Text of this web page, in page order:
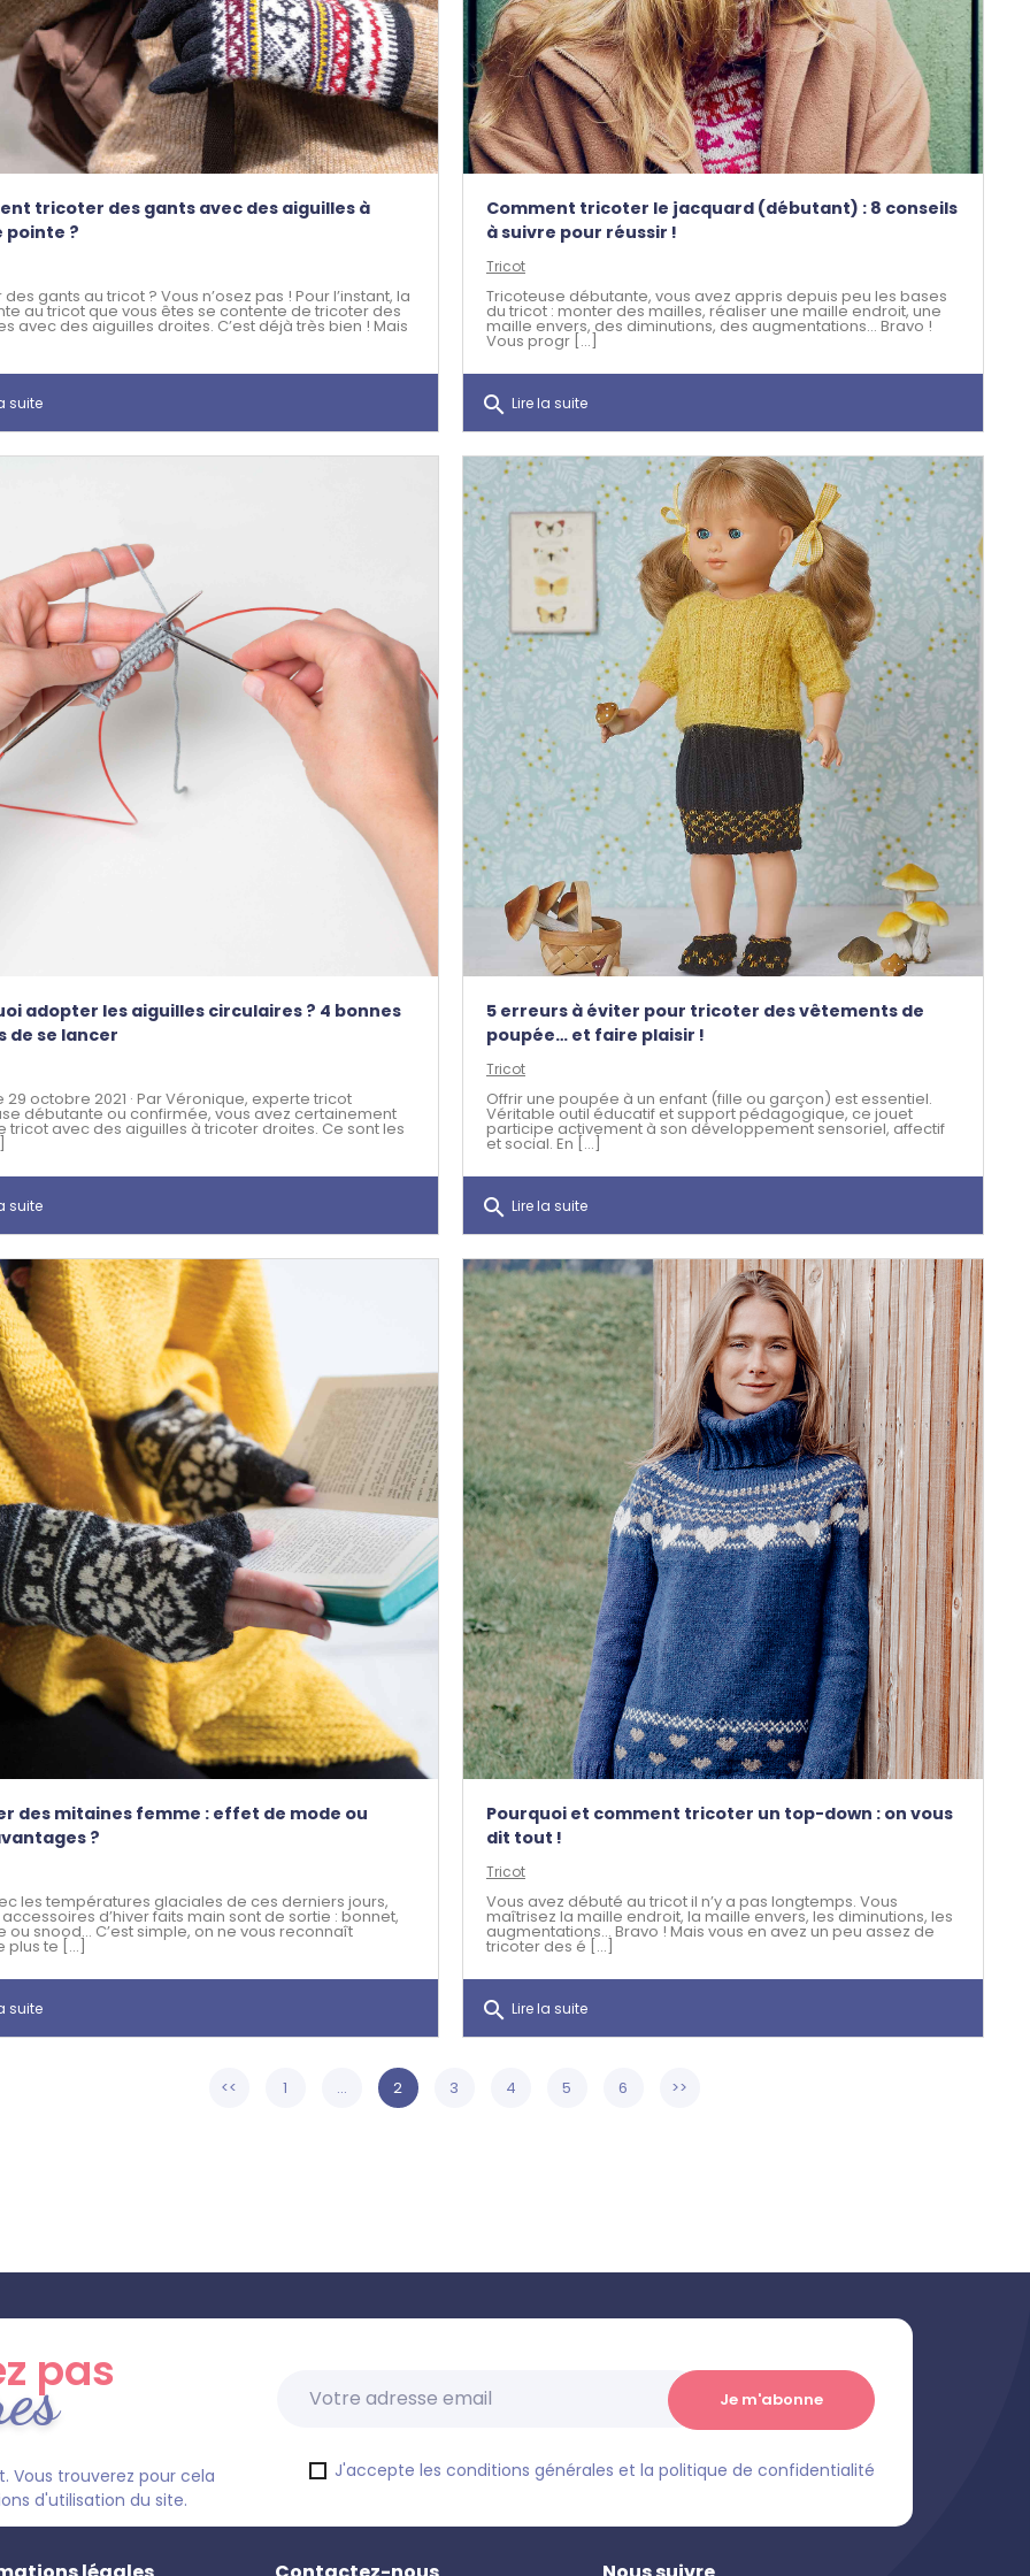
tricoter des gants avec des aiguilles à
pointe ?
gants au tricot ? Vous n’osez pas ! Pour l’instant, la
au tricot que vous êtes se contente de tricoter des
avec des aiguilles droites. C’est déjà très bien ! Mais
suite
Comment tricoter le jacquard (débutant) : 8 conseils
à suivre pour réussir !
Tricot
Tricoteuse débutante, vous avez appris depuis peu les bases
du tricot : monter des mailles, réaliser une maille endroit, une
maille envers, des diminutions, des augmentations… Bravo !
Vous progr [...]
search Lire la suite
adopter les aiguilles circulaires ? 4 bonnes
de se lancer
29 octobre 2021 · Par Véronique, experte tricot
débutante ou confirmée, vous avez certainement
tricot avec des aiguilles à tricoter droites. Ce sont les
suite
5 erreurs à éviter pour tricoter des vêtements de
poupée… et faire plaisir !
Tricot
Offrir une poupée à un enfant (fille ou garçon) est essentiel.
Véritable outil éducatif et support pédagogique, ce jouet
participe activement à son développement sensoriel, affectif
et social. En [...]
search Lire la suite
des mitaines femme : effet de mode ou
?
les températures glaciales de ces derniers jours,
d’hiver faits main sont de sortie : bonnet,
ou snood… C’est simple, on ne vous reconnaît
plus te [...]
suite
Pourquoi et comment tricoter un top-down : on vous
dit tout !
Tricot
Vous avez débuté au tricot il n’y a pas longtemps. Vous
maîtrisez la maille endroit, la maille envers, les diminutions, les
augmentations… Bravo ! Mais vous en avez un peu assez de
tricoter des é [...]
search Lire la suite
<< 1 ... 2 3 4 5 6 >>
pas
Vous trouverez pour cela
d'utilisation du site.
J'accepte les conditions générales et la politique de confidentialité